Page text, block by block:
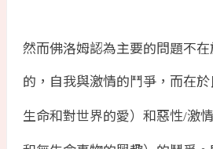
然而佛洛姆認為主要的問題不
的，自我與激情的鬥爭，而在
生命和對世界的愛）和惡性/激